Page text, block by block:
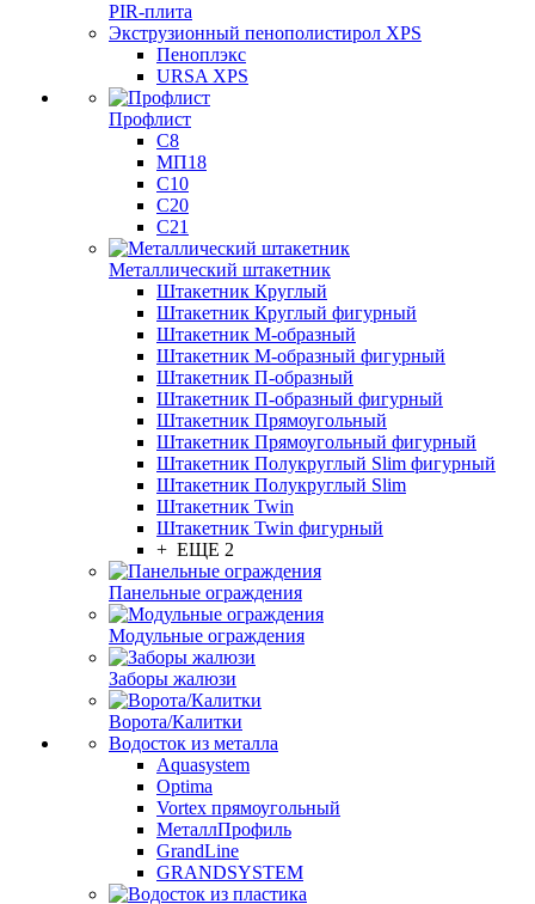
PIR-плита
Экструзионный пенополистирол XPS
Пеноплэкс
URSA XPS
Профлист
С8
МП18
С10
С20
С21
Металлический штакетник
Штакетник Круглый
Штакетник Круглый фигурный
Штакетник М-образный
Штакетник М-образный фигурный
Штакетник П-образный
Штакетник П-образный фигурный
Штакетник Прямоугольный
Штакетник Прямоугольный фигурный
Штакетник Полукруглый Slim фигурный
Штакетник Полукруглый Slim
Штакетник Twin
Штакетник Twin фигурный
+ ЕЩЕ 2
Панельные ограждения
Модульные ограждения
Заборы жалюзи
Ворота/Калитки
Водосток из металла
Aquasystem
Optima
Vortex прямоугольный
МеталлПрофиль
GrandLine
GRANDSYSTEM